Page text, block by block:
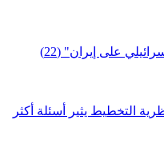
على إيران" (22)
التخطيط يثير أسئلة أكثر